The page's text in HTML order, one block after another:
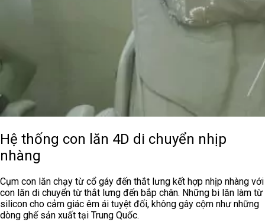
Hệ thống con lăn 4D di chuyển nhịp
nhàng
Cụm con lăn chạy từ cổ gáy đến thắt lưng kết hợp nhịp nhàng với
con lăn di chuyển từ thắt lưng đến bắp chân. Những bi lăn làm từ
silicon cho cảm giác êm ái tuyệt đối, không gây cộm như những
dòng ghế sản xuất tại Trung Quốc.